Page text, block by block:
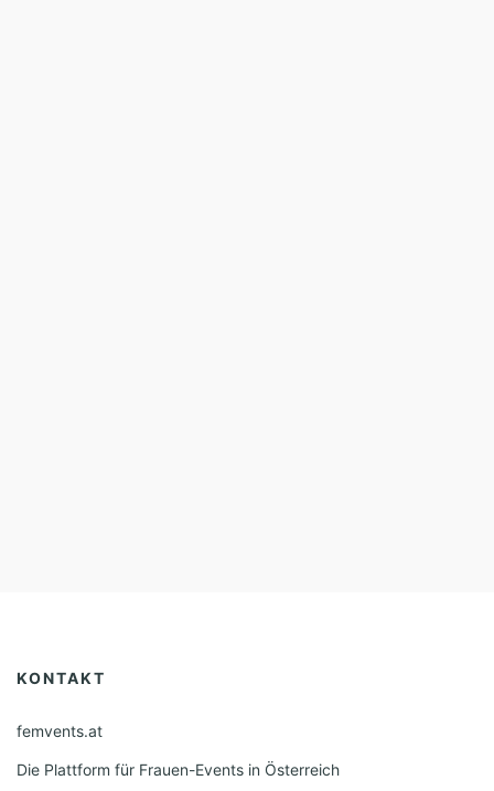
KONTAKT
femvents.at
Die Plattform für Frauen-Events in Österreich